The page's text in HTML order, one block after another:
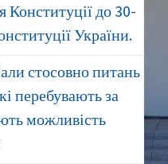
Конституції до 30-
України.
стосовно питань
перебувають за
можливість